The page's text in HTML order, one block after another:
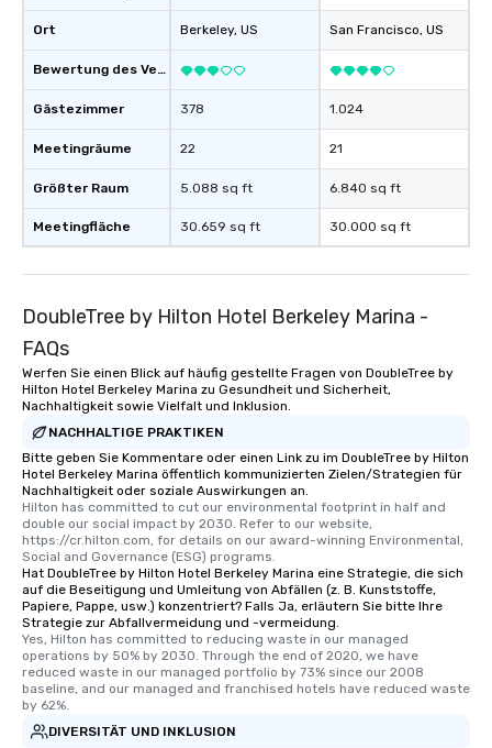
Ort
Bewertung des Veranstaltungsortes
Gästezimmer
Meetingräume
Größter Raum
Meetingfläche
Berkeley, US
378
22
5.088 sq ft
30.659 sq ft
San Francisco, US
1.024
21
6.840 sq ft
30.000 sq ft
DoubleTree by Hilton Hotel Berkeley Marina -
FAQs
Werfen Sie einen Blick auf häufig gestellte Fragen von DoubleTree by
Hilton Hotel Berkeley Marina zu Gesundheit und Sicherheit,
Nachhaltigkeit sowie Vielfalt und Inklusion.
NACHHALTIGE PRAKTIKEN
Bitte geben Sie Kommentare oder einen Link zu im DoubleTree by Hilton
Hotel Berkeley Marina öffentlich kommunizierten Zielen/Strategien für
Nachhaltigkeit oder soziale Auswirkungen an.
Hilton has committed to cut our environmental footprint in half and
double our social impact by 2030. Refer to our website,
https://cr.hilton.com, for details on our award-winning Environmental,
Social and Governance (ESG) programs.
Hat DoubleTree by Hilton Hotel Berkeley Marina eine Strategie, die sich
auf die Beseitigung und Umleitung von Abfällen (z. B. Kunststoffe,
Papiere, Pappe, usw.) konzentriert? Falls Ja, erläutern Sie bitte Ihre
Strategie zur Abfallvermeidung und -vermeidung.
Yes, Hilton has committed to reducing waste in our managed
operations by 50% by 2030. Through the end of 2020, we have
reduced waste in our managed portfolio by 73% since our 2008
baseline, and our managed and franchised hotels have reduced waste
by 62%.
DIVERSITÄT UND INKLUSION